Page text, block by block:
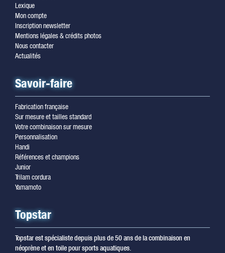
Lexique
Mon compte
Inscription newsletter
Mentions légales & crédits photos
Nous contacter
Actualités
Savoir-faire
Fabrication française
Sur mesure et tailles standard
Votre combinaison sur mesure
Personnalisation
Handi
Références et champions
Junior
Trilam cordura
Yamamoto
Topstar
Topstar est spécialiste depuis plus de 50 ans de la combinaison en
néoprène et en toile pour sports aquatiques.